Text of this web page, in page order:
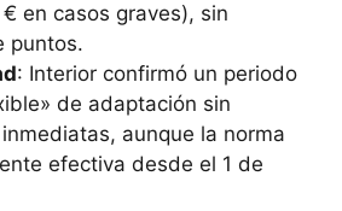
en casos graves), sin
puntos.
: Interior confirmó un periodo
de adaptación sin
aunque la norma
efectiva desde el 1 de